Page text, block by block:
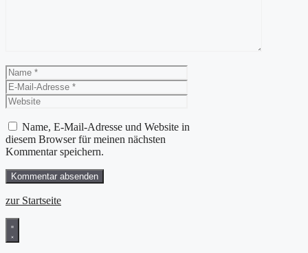
Name
Mail-
Adresse
Name, E-Mail-Adresse und Website in
diesem Browser für meinen nächsten
Kommentar speichern.
zur Startseite